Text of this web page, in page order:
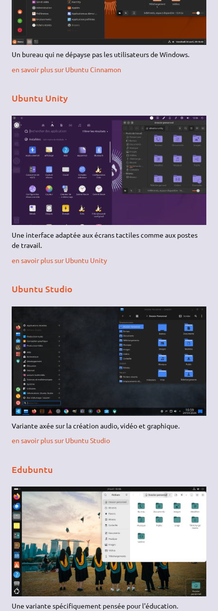
Un bureau qui ne dépayse pas les utilisateurs de Windows.
en savoir plus sur Ubuntu Cinnamon
Ubuntu Unity
Une interface adaptée aux écrans tactiles comme aux postes
de travail.
en savoir plus sur Ubuntu Unity
Ubuntu Studio
Variante axée sur la création audio, vidéo et graphique.
en savoir plus sur Ubuntu Studio
Edubuntu
Une variante spécifiquement pensée pour l'éducation.